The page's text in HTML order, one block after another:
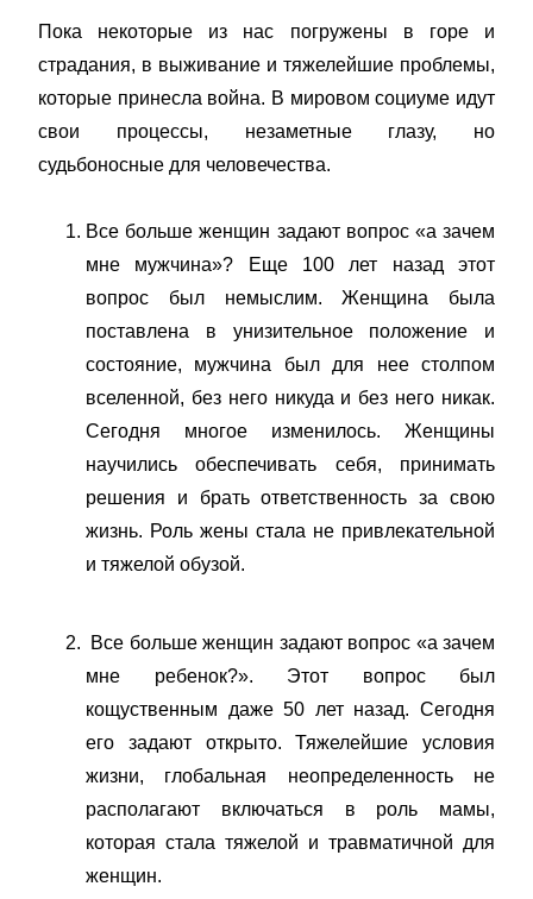
Пока некоторые из нас погружены в горе и
страдания, в выживание и тяжелейшие проблемы,
которые принесла война. В мировом социуме идут
свои процессы, незаметные глазу, но
судьбоносные для человечества.
Все больше женщин задают вопрос «а зачем
мне мужчина»? Еще 100 лет назад этот
вопрос был немыслим. Женщина была
поставлена в унизительное положение и
состояние, мужчина был для нее столпом
вселенной, без него никуда и без него никак.
Сегодня многое изменилось. Женщины
научились обеспечивать себя, принимать
решения и брать ответственность за свою
жизнь. Роль жены стала не привлекательной
и тяжелой обузой.
Все больше женщин задают вопрос «а зачем
мне ребенок?». Этот вопрос был
кощуственным даже 50 лет назад. Сегодня
его задают открыто. Тяжелейшие условия
жизни, глобальная неопределенность не
располагают включаться в роль мамы,
которая стала тяжелой и травматичной для
женщин.